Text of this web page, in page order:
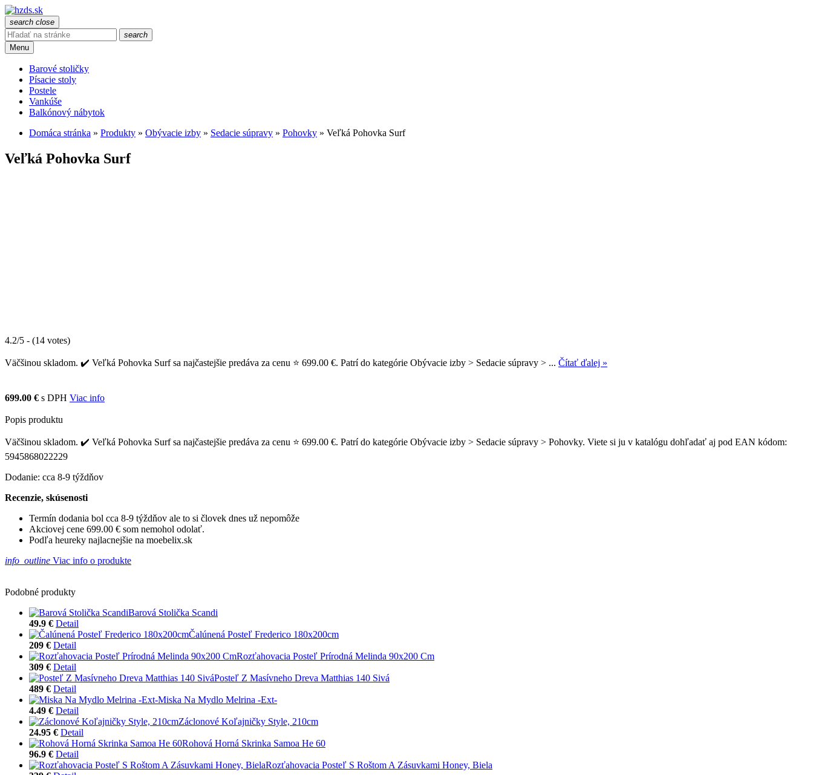
search close
search
Menu
Barové stoličky
Písacie stoly
Postele
Vankúše
Balkónový nábytok
Domáca stránka » Produkty » Obývacie izby » Sedacie súpravy » Pohovky » Veľká Pohovka Surf
Veľká Pohovka Surf
4.2/5 - (14 votes)
Väčšinou skladom. ✔️ Veľká Pohovka Surf sa najčastejšie predáva za cenu ⭐ 699.00 €. Patrí do kategórie Obývacie izby > Sedacie súpravy > ... Čítať ďalej »
699.00 € s DPH Viac info
Popis produktu
Väčšinou skladom. ✔️ Veľká Pohovka Surf sa najčastejšie predáva za cenu ⭐ 699.00 €. Patrí do kategórie Obývacie izby > Sedacie súpravy > Pohovky. Viete si ju v katalógu dohľadať aj pod EAN kódom:
5945868022229
Dodanie: cca 8-9 týždňov
Recenzie, skúsenosti
Termín dodania bol cca 8-9 týždňov ale to si človek dnes už nepomôže
Akciovej cene 699.00 € som nemohol odolať.
Podľa heureky najlacnejšie na moebelix.sk
info_outline Viac info o produkte
Podobné produkty
Barová Stolička Scandi
49.9 € Detail
Čalúnená Posteľ Frederico 180x200cm
209 € Detail
Rozťahovacia Posteľ Prírodná Melinda 90x200 Cm
309 € Detail
Posteľ Z Masívneho Dreva Matthias 140 Sivá
489 € Detail
Miska Na Mydlo Melrina -Ext-
4.49 € Detail
Záclonové Koľajničky Style, 210cm
24.95 € Detail
Rohová Horná Skrinka Samoa He 60
96.9 € Detail
Rozťahovacia Posteľ S Roštom A Zásuvkami Honey, Biela